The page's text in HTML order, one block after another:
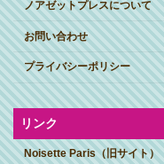
ノアゼットプレスについて
お問い合わせ
プライバシーポリシー
リンク
Noisette Paris（旧サイト）